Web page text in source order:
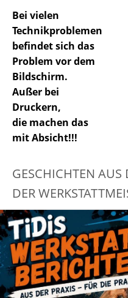
Bei vielen
Technikproblemen
befindet sich das
Problem vor dem
Bildschirm.
Außer bei
Druckern,
die machen das
mit Absicht!!!
GESCHICHTEN AUS
DER